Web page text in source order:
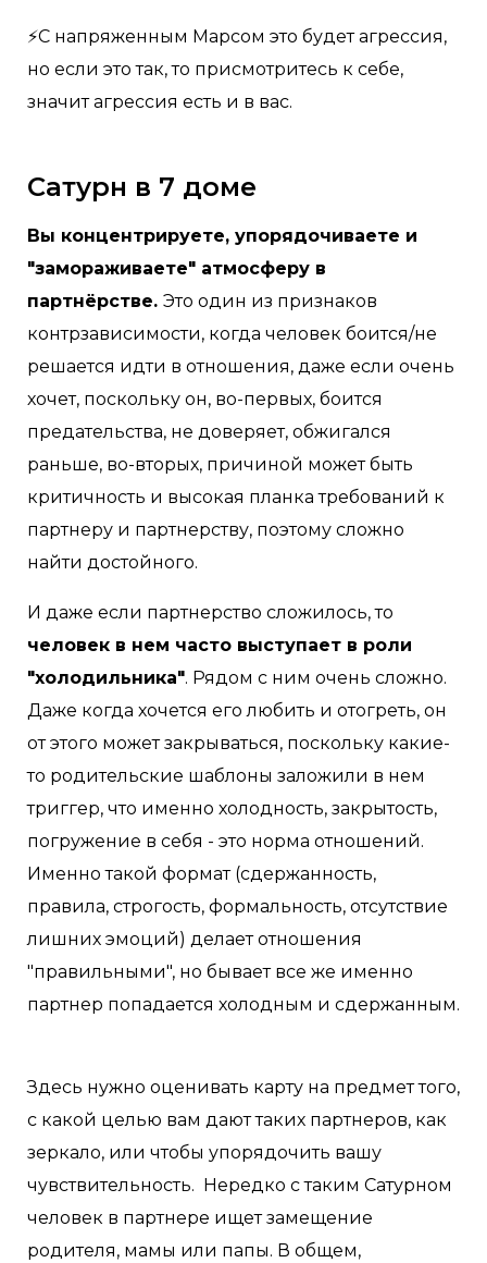
⚡С напряженным Марсом это будет агрессия,
но если это так, то присмотритесь к себе,
значит агрессия есть и в вас.
Сатурн в 7 доме
Вы концентрируете, упорядочиваете и
"замораживаете" атмосферу в
партнёрстве. Это один из признаков
контрзависимости, когда человек боится/не
решается идти в отношения, даже если очень
хочет, поскольку он, во-первых, боится
предательства, не доверяет, обжигался
раньше, во-вторых, причиной может быть
критичность и высокая планка требований к
партнеру и партнерству, поэтому сложно
найти достойного.
И даже если партнерство сложилось, то
человек в нем часто выступает в роли
"холодильника". Рядом с ним очень сложно.
Даже когда хочется его любить и отогреть, он
от этого может закрываться, поскольку какие-
то родительские шаблоны заложили в нем
триггер, что именно холодность, закрытость,
погружение в себя - это норма отношений.
Именно такой формат (сдержанность,
правила, строгость, формальность, отсутствие
лишних эмоций) делает отношения
"правильными", но бывает все же именно
партнер попадается холодным и сдержанным.
Здесь нужно оценивать карту на предмет того,
с какой целью вам дают таких партнеров, как
зеркало, или чтобы упорядочить вашу
чувствительность. Нередко с таким Сатурном
человек в партнере ищет замещение
родителя, мамы или папы. В общем,